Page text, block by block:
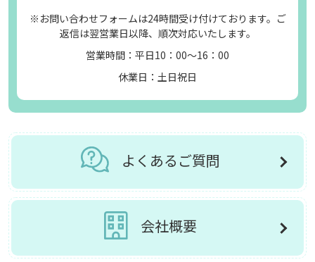
※お問い合わせフォームは24時間受け付けております。ご
返信は翌営業日以降、順次対応いたします。
営業時間：平日10：00～16：00
休業日：土日祝日
よくあるご質問
会社概要